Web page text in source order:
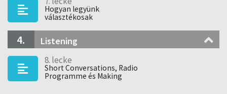
Hogyan legyünk
választékosak
4. Listening
8. lecke
Short Conversations, Radio
Programme és Making